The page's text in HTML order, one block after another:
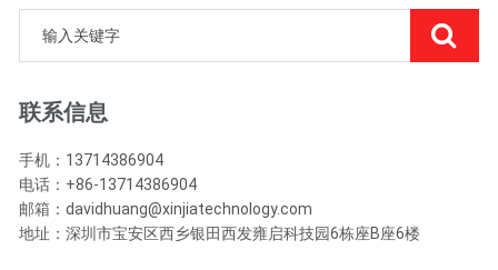
联系信息
手机：13714386904
电话：+86-13714386904
邮箱：davidhuang@xinjiatechnology.com
地址：深圳市宝安区西乡银田西发雍启科技园6栋座B座6楼